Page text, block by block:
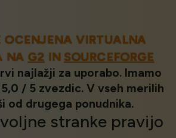
OCENJENA VIRTUALNA
NAG2 IN SOURCEFORGE
najlažji za uporabo. Imamo
/ 5 zvezdic. V vseh merilih
od drugega ponudnika.
stranke pravijo